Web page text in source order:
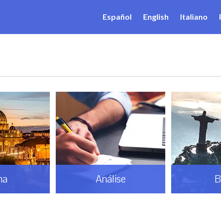
Español English Italiano
Análise